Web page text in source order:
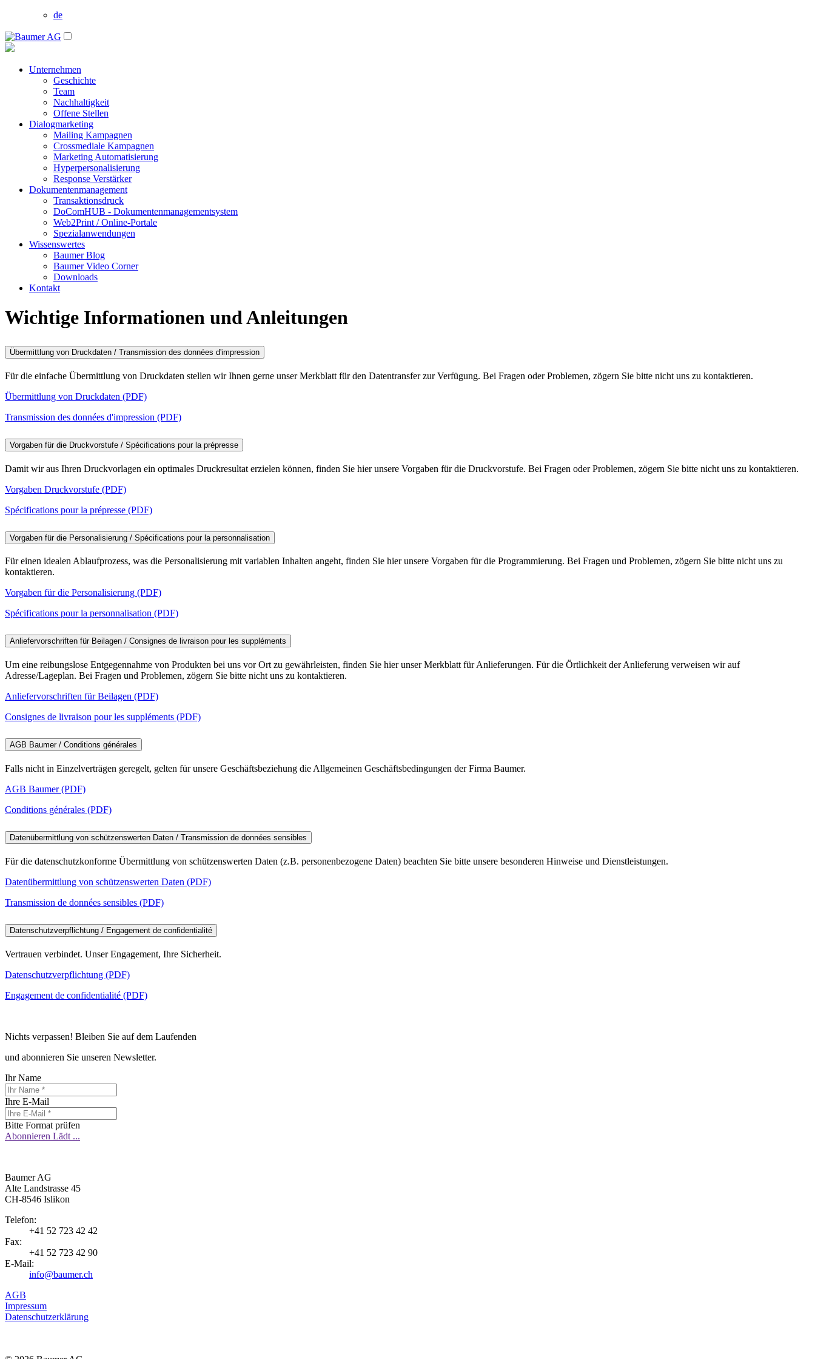
de
Unternehmen
Geschichte
Team
Nachhaltigkeit
Offene Stellen
Dialogmarketing
Mailing Kampagnen
Crossmediale Kampagnen
Marketing Automatisierung
Hyperpersonalisierung
Response Verstärker
Dokumentenmanagement
Transaktionsdruck
DoComHUB - Dokumentenmanagementsystem
Web2Print / Online-Portale
Spezialanwendungen
Wissenswertes
Baumer Blog
Baumer Video Corner
Downloads
Kontakt
Wichtige Informationen und Anleitungen
Übermittlung von Druckdaten / Transmission des données d'impression
Für die einfache Übermittlung von Druckdaten stellen wir Ihnen gerne unser Merkblatt für den Datentransfer zur Verfügung. Bei Fragen oder Problemen, zögern Sie bitte nicht uns zu kontaktieren.
Übermittlung von Druckdaten (PDF)
Transmission des données d'impression (PDF)
Vorgaben für die Druckvorstufe / Spécifications pour la prépresse
Damit wir aus Ihren Druckvorlagen ein optimales Druckresultat erzielen können, finden Sie hier unsere Vorgaben für die Druckvorstufe. Bei Fragen oder Problemen, zögern Sie bitte nicht uns zu kontaktieren.
Vorgaben Druckvorstufe (PDF)
Spécifications pour la prépresse (PDF)
Vorgaben für die Personalisierung / Spécifications pour la personnalisation
Für einen idealen Ablaufprozess, was die Personalisierung mit variablen Inhalten angeht, finden Sie hier unsere Vorgaben für die Programmierung. Bei Fragen und Problemen, zögern Sie bitte nicht uns zu
kontaktieren.
Vorgaben für die Personalisierung (PDF)
Spécifications pour la personnalisation (PDF)
Anliefervorschriften für Beilagen / Consignes de livraison pour les suppléments
Um eine reibungslose Entgegennahme von Produkten bei uns vor Ort zu gewährleisten, finden Sie hier unser Merkblatt für Anlieferungen. Für die Örtlichkeit der Anlieferung verweisen wir auf
Adresse/Lageplan. Bei Fragen und Problemen, zögern Sie bitte nicht uns zu kontaktieren.
Anliefervorschriften für Beilagen (PDF)
Consignes de livraison pour les suppléments (PDF)
AGB Baumer / Conditions générales
Falls nicht in Einzelverträgen geregelt, gelten für unsere Geschäftsbeziehung die Allgemeinen Geschäftsbedingungen der Firma Baumer.
AGB Baumer (PDF)
Conditions générales (PDF)
Datenübermittlung von schützenswerten Daten / Transmission de données sensibles
Für die datenschutzkonforme Übermittlung von schützenswerten Daten (z.B. personenbezogene Daten) beachten Sie bitte unsere besonderen Hinweise und Dienstleistungen.
Datenübermittlung von schützenswerten Daten (PDF)
Transmission de données sensibles (PDF)
Datenschutzverpflichtung / Engagement de confidentialité
Vertrauen verbindet. Unser Engagement, Ihre Sicherheit.
Datenschutzverpflichtung (PDF)
Engagement de confidentialité (PDF)
Nichts verpassen! Bleiben Sie auf dem Laufenden
und abonnieren Sie unseren Newsletter.
Ihr Name
Ihre E-Mail
Bitte Format prüfen
Abonnieren Lädt ...
Baumer AG
Alte Landstrasse 45
CH-8546 Islikon
Telefon:
+41 52 723 42 42
Fax:
+41 52 723 42 90
E-Mail:
info@baumer.ch
AGB
Impressum
Datenschutzerklärung